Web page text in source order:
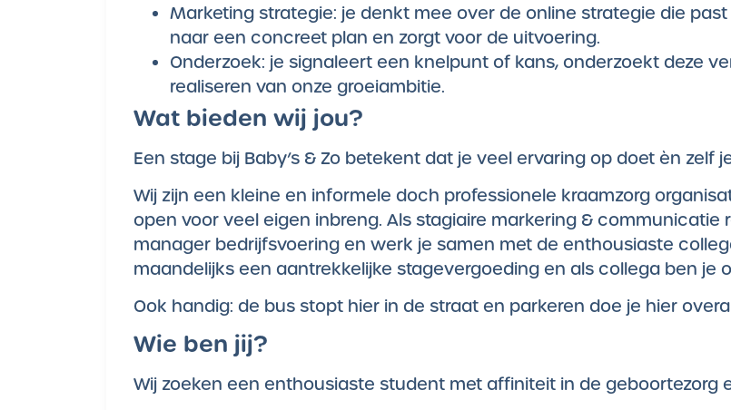
Marketing strategie: je denkt mee over de online strategie die
naar een concreet plan en zorgt voor de uitvoering.
Onderzoek: je signaleert een knelpunt of kans, onderzoekt deze
realiseren van onze groeiambitie.
Wat bieden wij jou?
Een stage bij Baby’s & Zo betekent dat je veel ervaring op doet èn zelf
Wij zijn een kleine en informele doch professionele kraamzorg
open voor veel eigen inbreng. Als stagiaire markering &
manager bedrijfsvoering en werk je samen met de enthousiaste
maandelijks een aantrekkelijke stagevergoeding en als collega ben je
Ook handig: de bus stopt hier in de straat en parkeren doe je hier
Wie ben jij?
Wij zoeken een enthousiaste student met affiniteit in de geboortezorg